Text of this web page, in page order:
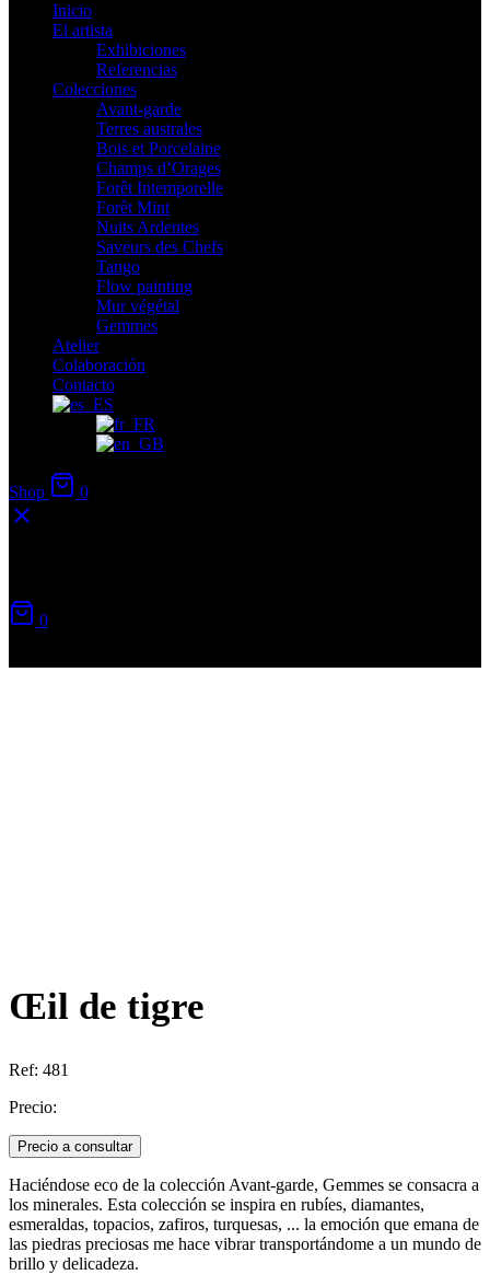
Inicio
El artista
Exhibiciones
Referencias
Colecciones
Avant-garde
Terres australes
Bois et Porcelaine
Champs d’Orages
Forêt Intemporelle
Forêt Mint
Nuits Ardentes
Saveurs des Chefs
Tango
Flow painting
Mur végétal
Gemmes
Atelier
Colaboración
Contacto
Shop 0
0
Œil de tigre
Ref: 481
Precio:
Precio a consultar
Haciéndose eco de la colección Avant-garde, Gemmes se consacra a
los minerales. Esta colección se inspira en rubíes, diamantes,
esmeraldas, topacios, zafiros, turquesas, ... la emoción que emana de
las piedras preciosas me hace vibrar transportándome a un mundo de
brillo y delicadeza.